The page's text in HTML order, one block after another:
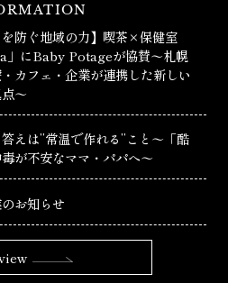
を防ぐ地域の力】喫茶×保健室
」にBaby Potageが協賛〜札幌
カフェ・企業が連携した新しい
〜
えは”常温で作れる”こと〜「酷
が不安なママ・パパへ〜
お知らせ